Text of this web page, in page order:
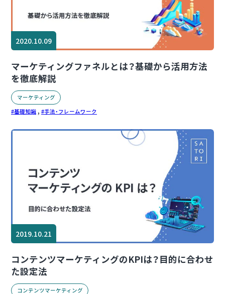
2020.10.09
マーケティングファネルとは？基礎から活用方法
を徹底解説
マーケティング
基礎知識 , 手法・フレームワーク
2019.10.21
コンテンツマーケティングのKPIは？目的に合わせ
た設定法
コンテンツマーケティング